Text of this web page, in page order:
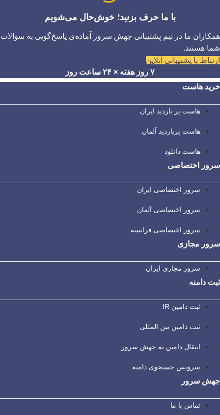
با ما حرف بزنید؛ خوش‌حال می‌شویم
همکاران ما در تیم پشتیبانی جهش سرور آماده‌ی پاسخ‌گویی به سوالات
شما هستند.
ارتباط با پشتیبانی آنلاین
۷ روز هفته × ۲۴ ساعت روز
خرید هاست
هاست پر بازدید ایران
هاست پربازدید آلمان
هاست دانلود
سرور اختصاصی
سرور اختصاصی ایران
سرور اختصاصی آلمان
سرور اختصاصی فرانسه
سرور مجازی
سرور مجازی ایران
ثبت دامنه
ثبت دامین IR
ثبت دامین بین المللی
انتقال دامین به جهش سرور
سرویس جستجوی دامنه
جهش سرور
تماس با ما